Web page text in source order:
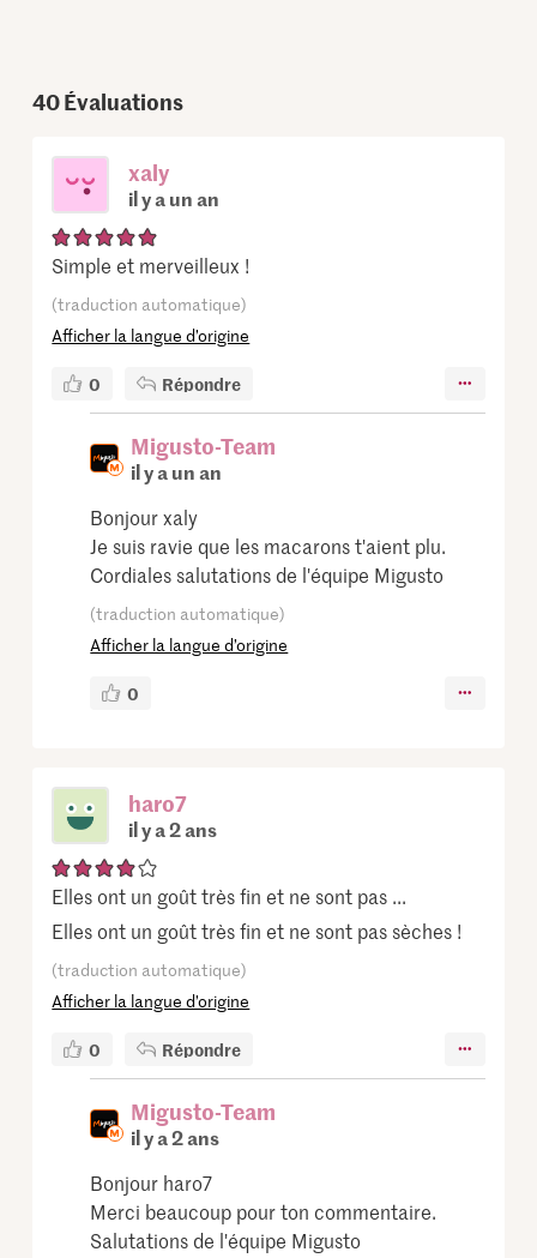
40Évaluations
xaly
il y a un an
Simple et merveilleux !
(traduction automatique)
Afficher la langue d’origine
0 Répondre
Migusto-Team
il y a un an
Bonjour xaly
Je suis ravie que les macarons t'aient plu.
Cordiales salutations de l'équipe Migusto
(traduction automatique)
Afficher la langue d’origine
0
haro7
il y a 2 ans
Elles ont un goût très fin et ne sont pas ...
Elles ont un goût très fin et ne sont pas sèches !
(traduction automatique)
Afficher la langue d’origine
0 Répondre
Migusto-Team
il y a 2 ans
Bonjour haro7
Merci beaucoup pour ton commentaire.
Salutations de l'équipe Migusto